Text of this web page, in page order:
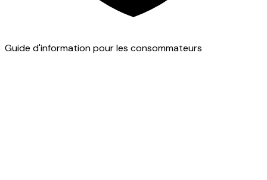
Guide d'information pour les consommateurs